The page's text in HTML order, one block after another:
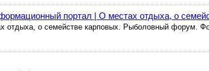
портал | О местах отдыха, о
отдыха, о семействе карповых. Рыболовный форум.